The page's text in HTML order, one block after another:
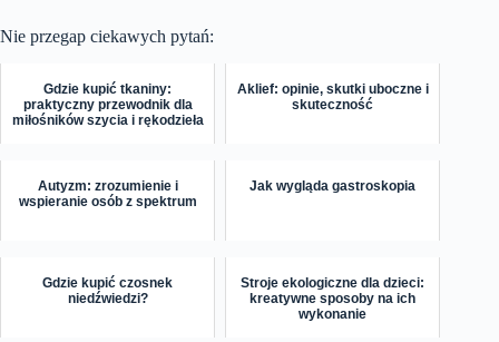
Nie przegap ciekawych pytań:
Gdzie kupić tkaniny:
praktyczny przewodnik dla
miłośników szycia i rękodzieła
Aklief: opinie, skutki uboczne i
skuteczność
Autyzm: zrozumienie i
wspieranie osób z spektrum
Jak wygląda gastroskopia
Gdzie kupić czosnek
niedźwiedzi?
Stroje ekologiczne dla dzieci:
kreatywne sposoby na ich
wykonanie